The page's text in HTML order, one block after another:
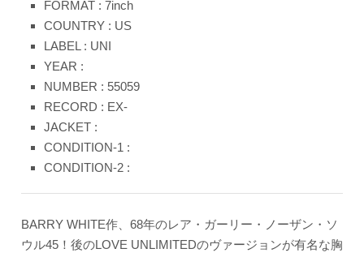
FORMAT : 7inch
COUNTRY : US
LABEL : UNI
YEAR :
NUMBER : 55059
RECORD : EX-
JACKET :
CONDITION-1 :
CONDITION-2 :
BARRY WHITE作、68年のレア・ガーリー・ノーザン・ソ
ウル45！後のLOVE UNLIMITEDのヴァージョンが有名な胸